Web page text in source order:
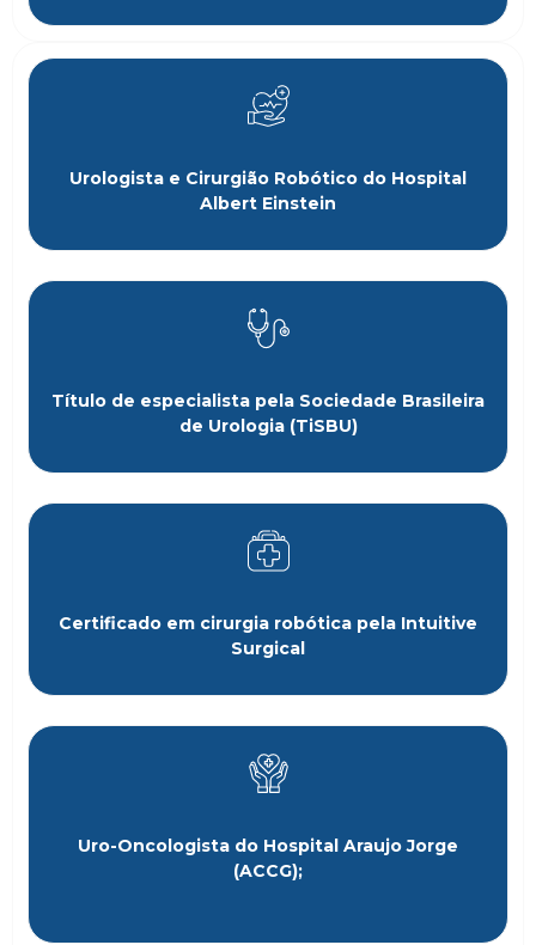
Urologista e Cirurgião Robótico do Hospital
Albert Einstein
Título de especialista pela Sociedade Brasileira
de Urologia (TiSBU)
Certificado em cirurgia robótica pela Intuitive
Surgical
Uro-Oncologista do Hospital Araujo Jorge
(ACCG);